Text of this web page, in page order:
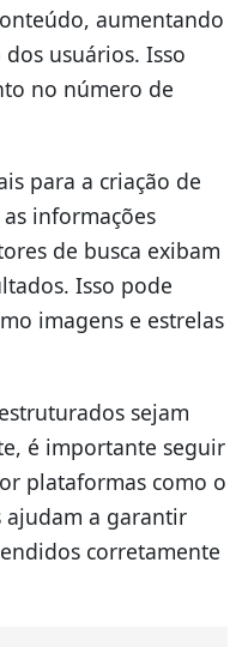
aumentando
usuários. Isso
no número de
para a criação de
informações
de busca exibam
Isso pode
imagens e estrelas
sejam
é importante seguir
plataformas como o
ajudam a garantir
corretamente